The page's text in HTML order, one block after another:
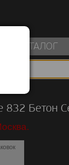
КАТАЛОГ
832 Бетон